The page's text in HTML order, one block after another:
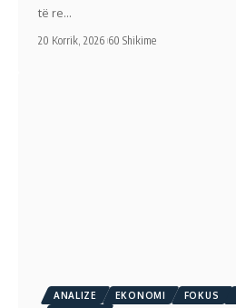
të re…
20 Korrik, 2026 60 Shikime
ANALIZE EKONOMI FOKUS